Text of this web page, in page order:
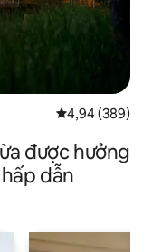
Xếp hạng
4,94 (389)
được hưởng
dẫn